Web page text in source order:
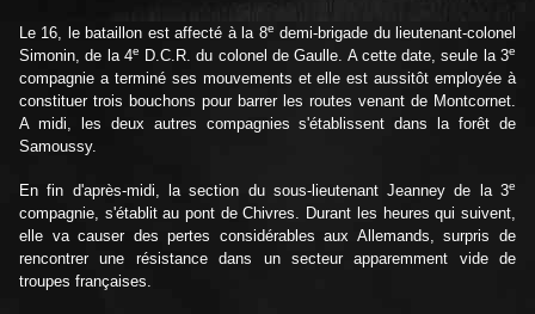
Le 16, le bataillon est affecté à la 8e demi-brigade du lieutenant-colonel
Simonin, de la 4e D.C.R. du colonel de Gaulle. A cette date, seule la 3e
compagnie a terminé ses mouvements et elle est aussitôt employée à
constituer trois bouchons pour barrer les routes venant de Montcornet.
A midi, les deux autres compagnies s'établissent dans la forêt de
Samoussy.
En fin d'après-midi, la section du sous-lieutenant Jeanney de la 3e
compagnie, s'établit au pont de Chivres. Durant les heures qui suivent,
elle va causer des pertes considérables aux Allemands, surpris de
rencontrer une résistance dans un secteur apparemment vide de
troupes françaises.